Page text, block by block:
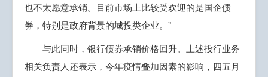
也不太愿意承销。目前市场上比较受欢迎的是国企债
券，特别是政府背景的城投类企业。”
与此同时，银行债券承销价格回升。上述投行业务
相关负责人还表示，今年疫情叠加因素的影响，四五月